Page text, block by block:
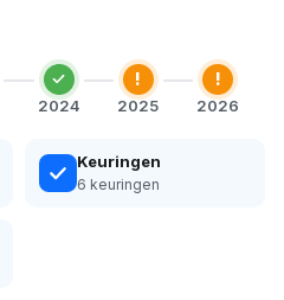
2024
!
2025
!
2026
Keuringen
6 keuringen